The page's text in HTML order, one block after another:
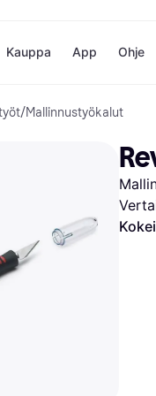
Kauppa
Kaupat
Gigantti
H&M
Peten
Wolt
App Ohje
/Mallinnustyökalut